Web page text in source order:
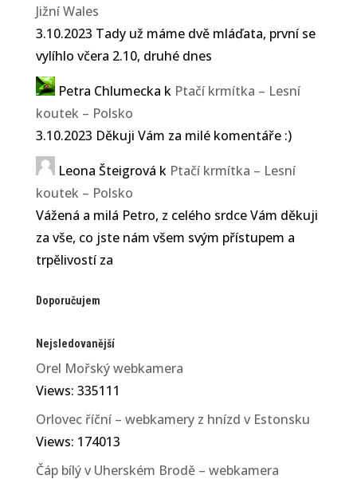
Jižní Wales
3.10.2023 Tady už máme dvě mláďata, první se
vylíhlo včera 2.10, druhé dnes
Petra Chlumecka k Ptačí krmítka – Lesní
koutek – Polsko
3.10.2023 Děkuji Vám za milé komentáře :)
Leona Šteigrová k Ptačí krmítka – Lesní
koutek – Polsko
Vážená a milá Petro, z celého srdce Vám děkuji
za vše, co jste nám všem svým přístupem a
trpělivostí za
Doporučujem
Nejsledovanější
Orel Mořský webkamera
Views: 335111
Orlovec říční – webkamery z hnízd v Estonsku
Views: 174013
Čáp bílý v Uherském Brodě – webkamera